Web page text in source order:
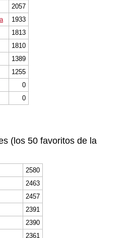
2057
1933
1813
1810
1389
1255
0
0
(los 50 favoritos de la
2580
2463
2457
2391
2390
2361